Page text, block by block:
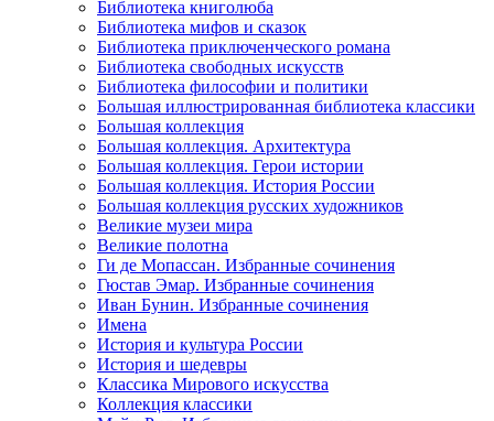
Библиотека книголюба
Библиотека мифов и сказок
Библиотека приключенческого романа
Библиотека свободных искусств
Библиотека философии и политики
Большая иллюстрированная библиотека классики
Большая коллекция
Большая коллекция. Архитектура
Большая коллекция. Герои истории
Большая коллекция. История России
Большая коллекция русских художников
Великие музеи мира
Великие полотна
Ги де Мопассан. Избранные сочинения
Гюстав Эмар. Избранные сочинения
Иван Бунин. Избранные сочинения
Имена
История и культура России
История и шедевры
Классика Мирового искусства
Коллекция классики